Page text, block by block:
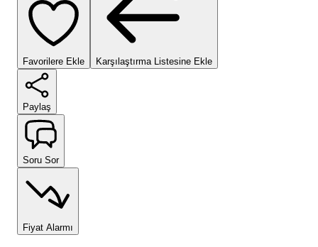
Favorilere Ekle Karşılaştırma Listesine Ekle
Paylaş
Soru Sor
Fiyat Alarmı